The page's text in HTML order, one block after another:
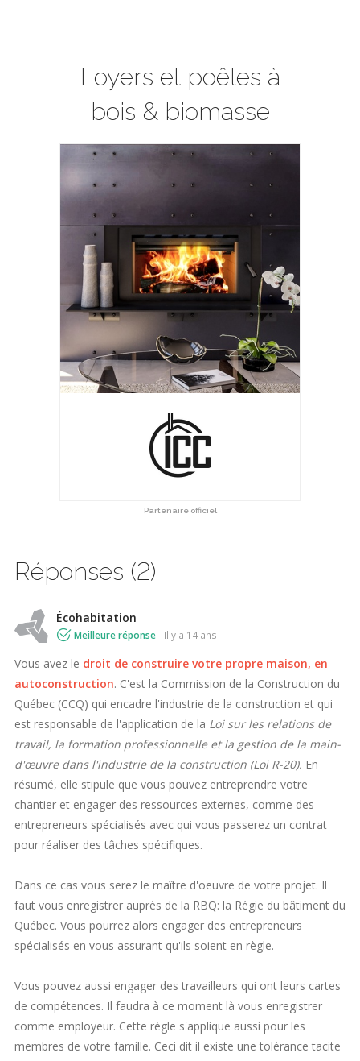
Foyers et poêles à
bois & biomasse
Partenaire officiel
Réponses (2)
Écohabitation
Meilleure réponse il y a 14 ans
Vous avez le droit de construire votre propre maison, en
autoconstruction. C'est la Commission de la Construction du
Québec (CCQ) qui encadre l'industrie de la construction et qui
est responsable de l'application de la Loi sur les relations de
travail, la formation professionnelle et la gestion de la main-
d'œuvre dans l'industrie de la construction (Loi R-20). En
résumé, elle stipule que vous pouvez entreprendre votre
chantier et engager des ressources externes, comme des
entrepreneurs spécialisés avec qui vous passerez un contrat
pour réaliser des tâches spécifiques.
Dans ce cas vous serez le maître d'oeuvre de votre projet. Il
faut vous enregistrer auprès de la RBQ: la Régie du bâtiment du
Québec. Vous pourrez alors engager des entrepreneurs
spécialisés en vous assurant qu'ils soient en règle.
Vous pouvez aussi engager des travailleurs qui ont leurs cartes
de compétences. Il faudra à ce moment là vous enregistrer
comme employeur. Cette règle s'applique aussi pour les
membres de votre famille. Ceci dit il existe une tolérance tacite